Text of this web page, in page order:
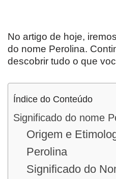
No artigo de hoje,
do nome Perolina.
descobrir tudo o que
Índice do Conteúdo
Significado do nome
Origem e
Perolina
Significado do